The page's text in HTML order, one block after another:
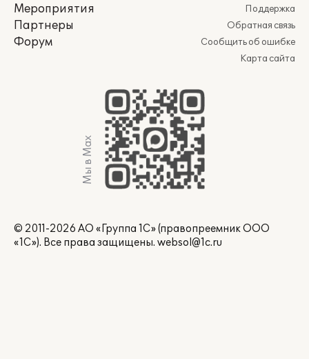
Мероприятия
Партнеры
Форум
Поддержка
Обратная связь
Сообщить об ошибке
Карта сайта
Мы в Max
© 2011-2026 АО «Группа 1С» (правопреемник ООО
«1С»). Все права защищены. websol@1c.ru